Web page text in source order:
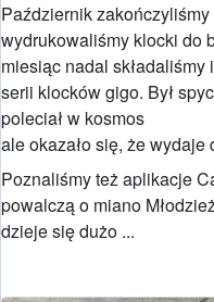
Październik
wydrukowaliśmy klocki do
miesiąc nadal
serii klocków gigo. Był
poleciał w kosmos
ale okazało się, że wydaje
Poznaliśmy też aplikacje
powalczą o miano
dzieje się dużo ...